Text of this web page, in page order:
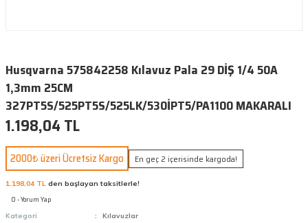
Husqvarna 575842258 Kılavuz Pala 29 DİŞ 1/4 50A
1,3mm 25CM
327PT5S/525PT5S/525LK/530İPT5/PA1100 MAKARALI
1.198,04 TL
2000₺ üzeri Ücretsiz Kargo En geç 2 içerisinde kargoda!
1.198,04 TL den başlayan taksitlerle!
0 - Yorum Yap
Kategori
Kılavuzlar